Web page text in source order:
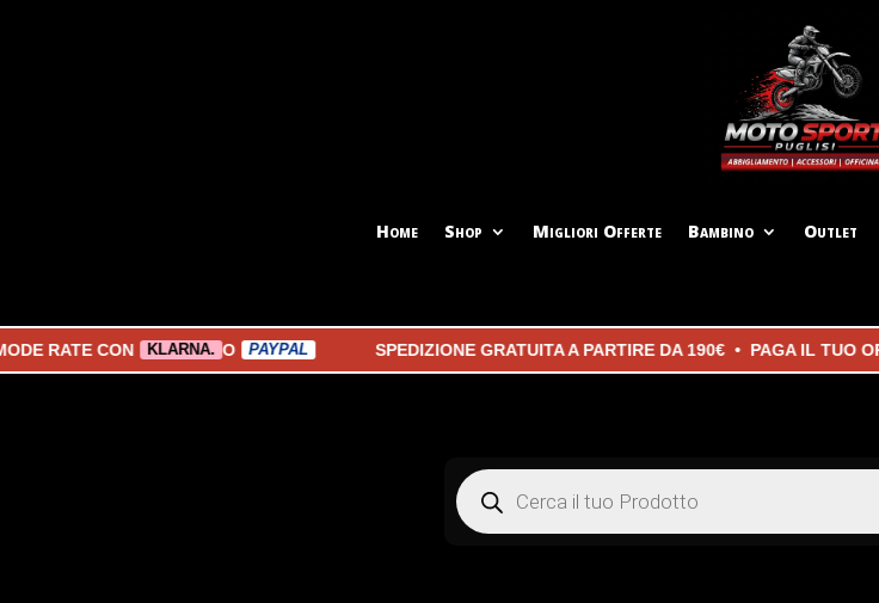
Home Shop Migliori Offerte Bambino Outlet
CON KLARNA. O PAYPAL SPEDIZIONE GRATUITA A PARTIRE DA 190€ • PAGA IL TUO
Products
search